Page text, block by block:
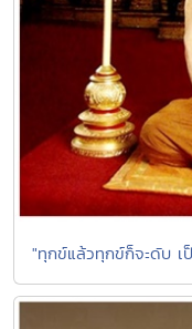
"ทุกข์แล้วทุกข์ก็จะดับ เ